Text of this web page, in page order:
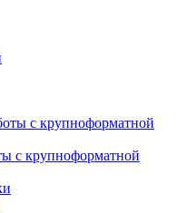
с крупноформатной